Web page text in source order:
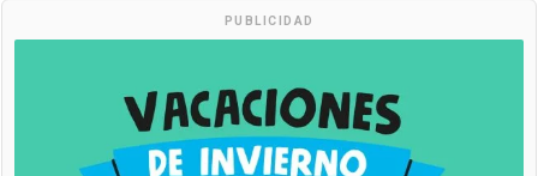
PUBLICIDAD